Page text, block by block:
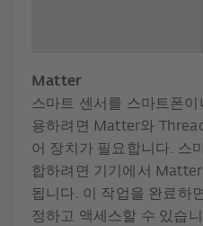
Matter
스마트 센서를 스마트폰
용하려면 Matter와
어 장치가 필요합니다. 스
합하려면 기기에서
됩니다. 이 작업을 완료하
정하고 액세스할 수 있습